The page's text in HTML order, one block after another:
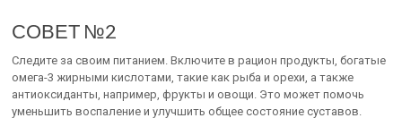
СОВЕТ №2
Следите за своим питанием. Включите в рацион продукты, богатые
омега-3 жирными кислотами, такие как рыба и орехи, а также
антиоксиданты, например, фрукты и овощи. Это может помочь
уменьшить воспаление и улучшить общее состояние суставов.